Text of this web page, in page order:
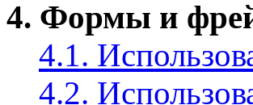
4. Формы и
4.1.
4.2.